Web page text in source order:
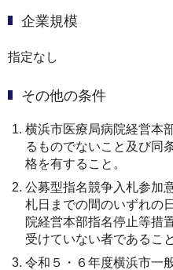
企業規模
指定なし
その他の条件
横浜市医療局病院経営本
るものでないこと及び同
格を有すること。
公募型指名競争入札参加
札日までの間のいずれの
院経営本部指名停止等措
受けていない者であること
令和５・６年度横浜市一